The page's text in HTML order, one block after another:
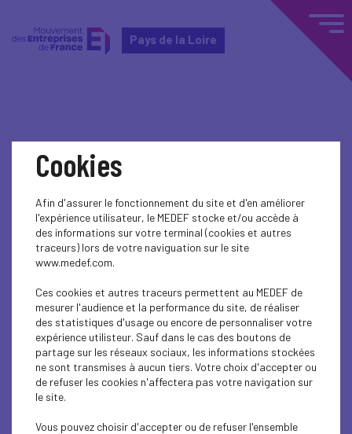
Pays de la Loire
Actualités nationales
CSR
ECONOMY
Cookies
Afin d'assurer le fonctionnement du site et d'en améliorer
l'expérience utilisateur, le MEDEF stocke et/ou accède à
des informations sur votre terminal (cookies et autres
traceurs) lors de votre naviguation sur le site
www.medef.com.
Ces cookies et autres traceurs permettent au MEDEF de
mesurer l'audience et la performance du site, de réaliser
des statistiques d'usage ou encore de personnaliser votre
expérience utilisteur. Sauf dans le cas des boutons de
partage sur les réseaux sociaux, les informations stockées
ne sont transmises à aucun tiers. Votre choix d'accepter ou
de refuser les cookies n'affectera pas votre navigation sur
le site.
Vous pouvez choisir d'accepter ou de refuser l'ensemble